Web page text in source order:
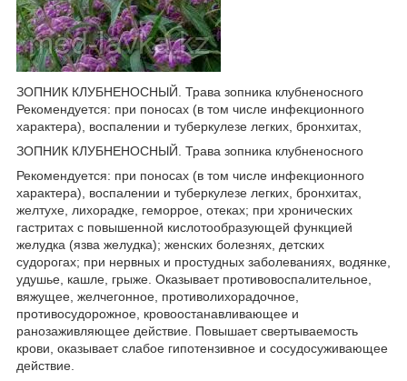
ЗОПНИК КЛУБНЕНОСНЫЙ. Трава зопника клубненосного
Рекомендуется: при поносах (в том числе инфекционного
характера), воспалении и туберкулезе легких, бронхитах,
ЗОПНИК КЛУБНЕНОСНЫЙ. Трава зопника клубненосного
Рекомендуется: при поносах (в том числе инфекционного
характера), воспалении и туберкулезе легких, бронхитах,
желтухе, лихорадке, геморрое, отеках; при хронических
гастритах с повышенной кислотообразующей функцией
желудка (язва желудка); женских болезнях, детских
судорогах; при нервных и простудных заболеваниях, водянке,
удушье, кашле, грыже. Оказывает противовоспалительное,
вяжущее, желчегонное, противолихорадочное,
противосудорожное, кровоостанавливающее и
ранозаживляющее действие. Повышает свертываемость
крови, оказывает слабое гипотензивное и сосудосуживающее
действие.